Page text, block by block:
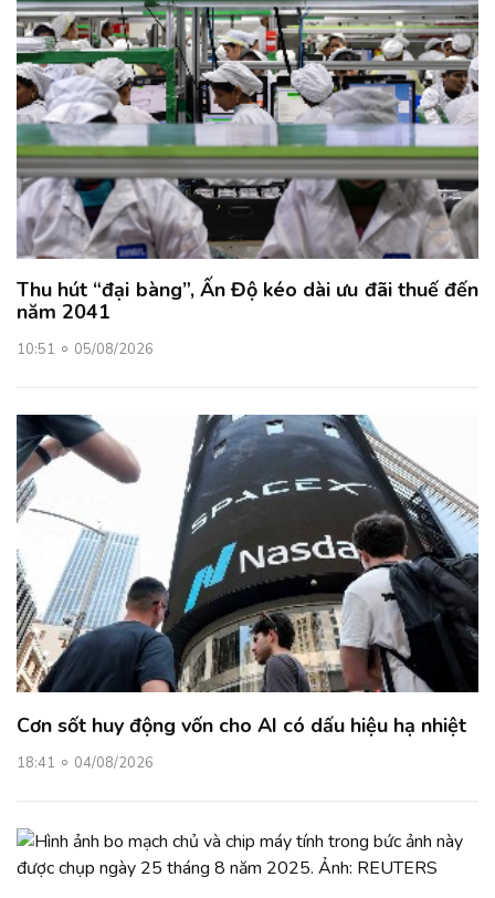
Thu hút “đại bàng”, Ấn Độ kéo dài ưu đãi thuế đến
năm 2041
10:51 05/08/2026
Cơn sốt huy động vốn cho AI có dấu hiệu hạ nhiệt
18:41 04/08/2026